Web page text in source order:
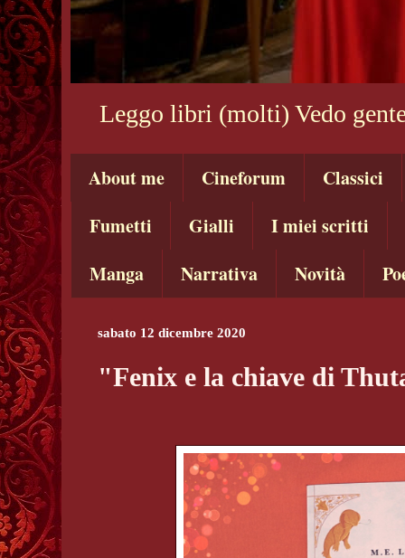
Leggo libri (molti) Vedo
About me Cineforum
Classici
Fumetti
Gialli
I miei scritti
Manga
Narrativa Novità
sabato 12 dicembre 2020
"Fenix e la chiave di